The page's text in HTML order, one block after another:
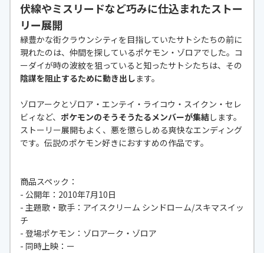
伏線やミスリードなど巧みに仕込まれたストー
リー展開
緑豊かな街クラウンシティを目指していたサトシたちの前に
現れたのは、仲間を探しているポケモン・ゾロアでした。コ
ーダイが時の波紋を狙っていると知ったサトシたちは、その
陰謀を阻止するために動き出します。
ゾロアークとゾロア・エンテイ・ライコウ・スイクン・セレ
ビィなど、 ポケモンのそうそうたるメンバーが集結します。
ストーリー展開もよく、悪を懲らしめる爽快なエンディング
です。伝説のポケモン好きにおすすめの作品です。
商品スペック：
- 公開年：2010年7月10日
- 主題歌・歌手：アイスクリーム シンドローム/スキマスイッ
チ
- 登場ポケモン：ゾロアーク・ゾロア
- 同時上映：ー